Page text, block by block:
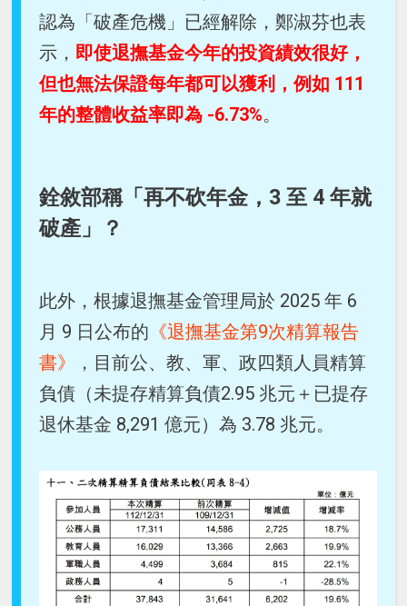
認為「破產危機」已經解除，鄭淑芬也表
示， 即使退撫基金今年的投資績效很好，
但也無法保證每年都可以獲利，例如 111
年的整體收益率即為 -6.73%。
銓敘部稱「再不砍年金，3 至 4 年就
破產」？
此外，根據退撫基金管理局於 2025 年 6
月 9 日公布的 《退撫基金第9次精算報告
書》
，目前公、教、軍、政四類人員精算
負債（未提存精算負債2.95 兆元＋已提存
退休基金 8,291 億元）為 3.78 兆元。